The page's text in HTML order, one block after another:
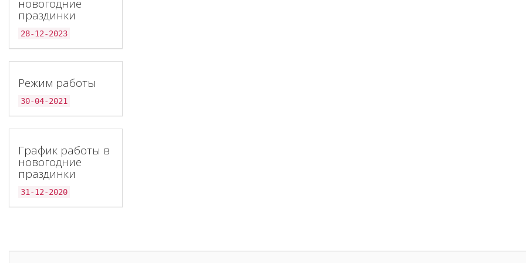
новогодние
праздинки
28-12-2023
Режим работы
30-04-2021
График работы в
новогодние
праздинки
31-12-2020